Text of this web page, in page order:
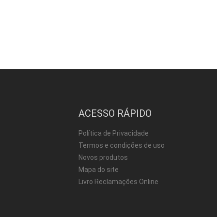
ACESSO RÁPIDO
Política de Privacidade
Termos e condições de uso
Novos produtos
Mapa do site
Livro Reclamações Online